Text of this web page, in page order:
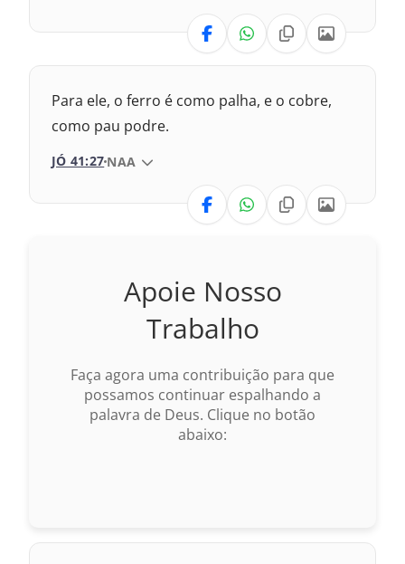
2009 – Almeida Revisada e Corrigida
1993 – Almeida Revisada e Atualizada
VERSÃO
Nova Versão Internacional
2017 – Nova Almeida Atualizada
1969 – Almeida Revisada e Corrigida
Para ele, o ferro é como palha, e o cobre,
como pau podre.
JÓ 41:27 VERSÃO DA BÍBLIA
NAA
VERSÃO
Versão Internacional
– Almeida Revisada e Corrigida
– Almeida Revisada e Corrigida
– Almeida Revisada e Atualizada
Apoie Nosso
Trabalho
Faça agora uma contribuição para que
possamos continuar espalhando a
palavra de Deus. Clique no botão
abaixo: